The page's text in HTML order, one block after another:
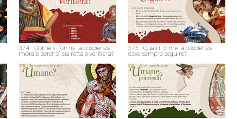
374 - Come si forma la coscienza
morale perche' sia retta e veritiera?
375 - Quali norme la coscienza
deve sempre seguire?